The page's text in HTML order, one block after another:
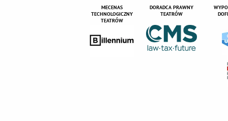
MECENAS
TECHNOLOGICZNY
TEATRÓW
DORADCA PRAWNY
TEATRÓW